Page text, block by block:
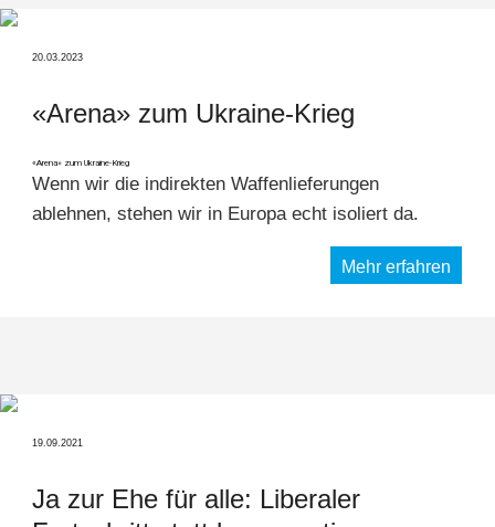
20.03.2023
«Arena» zum Ukraine-Krieg
«Arena» zum Ukraine-Krieg
Wenn wir die indirekten Waffenlieferungen
ablehnen, stehen wir in Europa echt isoliert da.
Mehr erfahren
19.09.2021
Ja zur Ehe für alle: Liberaler